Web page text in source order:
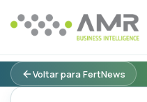
Voltar para FertNews